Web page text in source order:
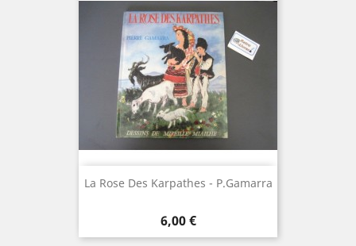
La Rose Des Karpathes - P.Gamarra
Prix
6,00 €